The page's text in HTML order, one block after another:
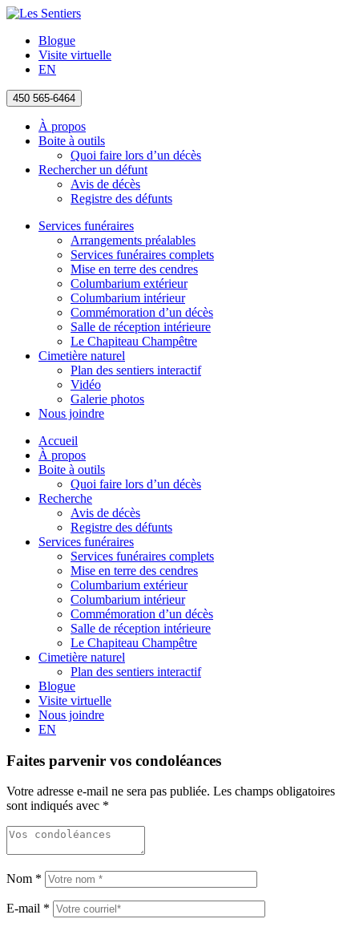
Blogue
Visite virtuelle
EN
450 565-6464
À propos
Boite à outils
Quoi faire lors d’un décès
Rechercher un défunt
Avis de décès
Registre des défunts
Services funéraires
Arrangements préalables
Services funéraires complets
Mise en terre des cendres
Columbarium extérieur
Columbarium intérieur
Commémoration d’un décès
Salle de réception intérieure
Le Chapiteau Champêtre
Cimetière naturel
Plan des sentiers interactif
Vidéo
Galerie photos
Nous joindre
Accueil
À propos
Boite à outils
Quoi faire lors d’un décès
Recherche
Avis de décès
Registre des défunts
Services funéraires
Services funéraires complets
Mise en terre des cendres
Columbarium extérieur
Columbarium intérieur
Commémoration d’un décès
Salle de réception intérieure
Le Chapiteau Champêtre
Cimetière naturel
Plan des sentiers interactif
Blogue
Visite virtuelle
Nous joindre
EN
Faites parvenir vos condoléances
Votre adresse e-mail ne sera pas publiée. Les champs obligatoires
sont indiqués avec *
Nom *
E-mail *